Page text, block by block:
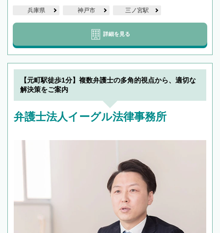
兵庫県 神戸市 三ノ宮駅
詳細を見る
【元町駅徒歩1分】複数弁護士の多角的視点から、適切な
解決策をご案内
弁護士法人イーグル法律事務所